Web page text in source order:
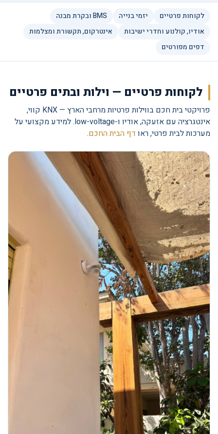
לקוחות פרטיים יזמי בנייה
BMS ובקרת מבנה
אודיו, קולנוע וחדרי ישיבות
אינטרקום, תקשורת ומצלמות
דפים מפורטים
לקוחות פרטיים — וילות ובתים פרטיים
פרויקטי בית חכם בווילות פרטיות מרחבי הארץ — KNX קווי,
אינטגרציה עם אזעקה, אודיו ו-low-voltage. למידע מקצועי על
מערכות לבית פרטי, ראו דף הבית החכם.